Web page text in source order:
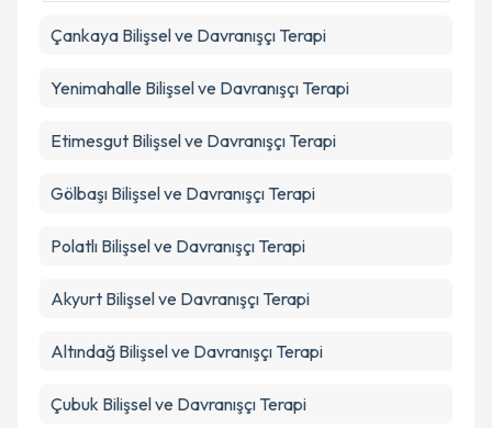
Çankaya Bilişsel ve Davranışçı Terapi
Yenimahalle Bilişsel ve Davranışçı Terapi
Etimesgut Bilişsel ve Davranışçı Terapi
Gölbaşı Bilişsel ve Davranışçı Terapi
Polatlı Bilişsel ve Davranışçı Terapi
Akyurt Bilişsel ve Davranışçı Terapi
Altındağ Bilişsel ve Davranışçı Terapi
Çubuk Bilişsel ve Davranışçı Terapi